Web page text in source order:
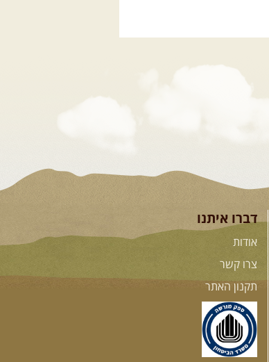
דברו איתנו
אודות
צרו קשר
תקנון האתר